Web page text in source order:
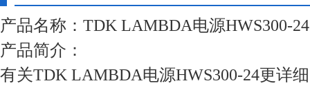
产品名称：TDK LAMBDA电源HWS300-24
产品简介：
有关TDK LAMBDA电源HWS300-24更详